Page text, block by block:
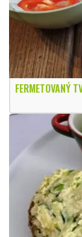
FERMETOVANÝ